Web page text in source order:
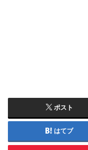
ポスト
はてブ